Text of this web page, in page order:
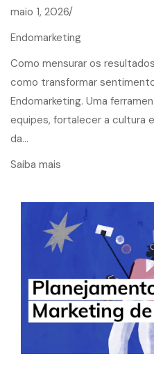
maio 1, 2026/
Endomarketing
Como mensurar os
como transformar
Endomarketing. Uma
equipes, fortalecer a cultura
da…
Saiba mais